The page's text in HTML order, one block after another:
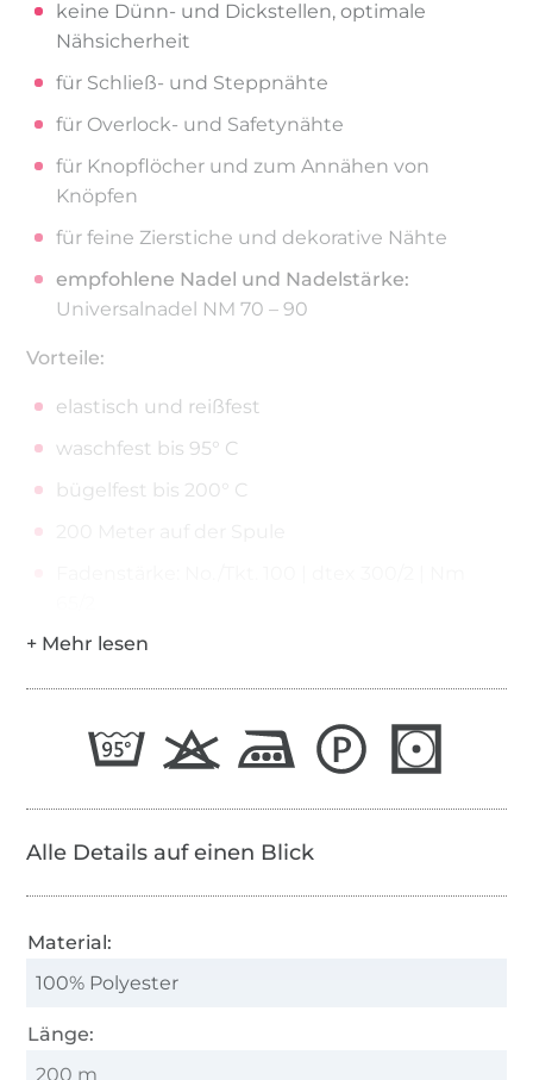
keine Dünn- und Dickstellen, optimale
Nähsicherheit
für Schließ- und Steppnähte
für Overlock- und Safetynähte
für Knopflöcher und zum Annähen von
Knöpfen
für feine Zierstiche und dekorative Nähte
empfohlene Nadel und Nadelstärke:
Universalnadel NM 70 – 90
Vorteile:
elastisch und reißfest
waschfest bis 95° C
bügelfest bis 200° C
Alle Details auf einen Blick
Material:
100% Polyester
Länge:
200 m